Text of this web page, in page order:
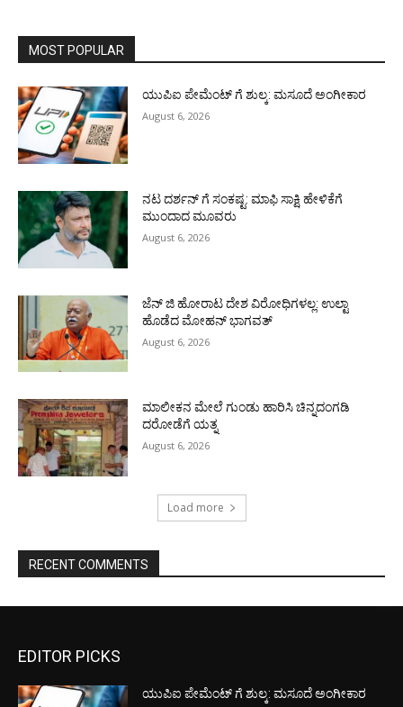
MOST POPULAR
ಯುಪಿಐ ಪೇಮೆಂಟ್ ಗೆ ಶುಲ್ಕ: ಮಸೂದೆ ಅಂಗೀಕಾರ
August 6, 2026
ನಟ ದರ್ಶನ್ ಗೆ ಸಂಕಷ್ಟ: ಮಾಫಿ ಸಾಕ್ಷಿ ಹೇಳಿಕೆಗೆ
ಮುಂದಾದ ಮೂವರು
August 6, 2026
ಜೆನ್ ಜಿ ಹೋರಾಟ ದೇಶ ವಿರೋಧಿಗಳಲ್ಲ: ಉಲ್ಟಾ
ಹೊಡೆದ ಮೋಹನ್ ಭಾಗವತ್
August 6, 2026
ಮಾಲೀಕನ ಮೇಲೆ ಗುಂಡು ಹಾರಿಸಿ ಚಿನ್ನದಂಗಡಿ
ದರೋಡೆಗೆ ಯತ್ನ
August 6, 2026
Load more
RECENT COMMENTS
EDITOR PICKS
ಯುಪಿಐ ಪೇಮೆಂಟ್ ಗೆ ಶುಲ್ಕ: ಮಸೂದೆ ಅಂಗೀಕಾರ